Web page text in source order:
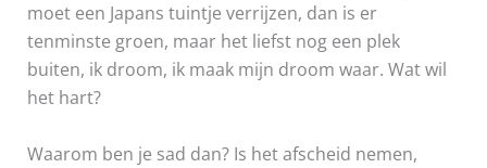
moet een Japans tuintje verrijzen, dan is er
tenminste groen, maar het liefst nog een plek
buiten, ik droom, ik maak mijn droom waar. Wat wil
het hart?
Waarom ben je sad dan? Is het afscheid nemen,